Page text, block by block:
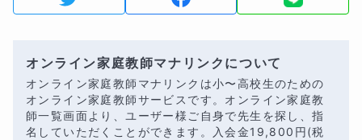
オンライン家庭教師マナリンクについて
オンライン家庭教師マナリンクは小〜高校生のための
オンライン家庭教師サービスです。オンライン家庭教
師一覧画面より、ユーザー様ご自身で先生を探し、指
名していただくことができます。入会金19,800 円(税